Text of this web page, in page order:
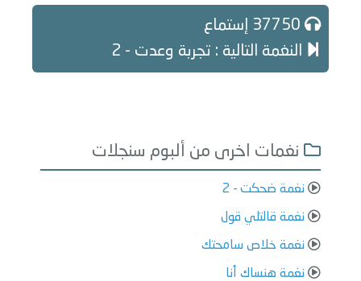
النغمة التالية : تجربة وعدت - 2
نغمات اخرى من ألبوم سنجلات
نغمة ضحكت - 2
نغمة قالتلي قول
نغمة خلاص سامحتك
نغمة هنساك أنا